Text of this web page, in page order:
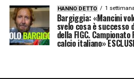
contento per lui. Può
voglia di fare bene. Mi
possa andare al Mondiale».
HANNO DETTO 1
Bargiggia: «Mancini
svelo cosa è
della FIGC.
calcio italiano»